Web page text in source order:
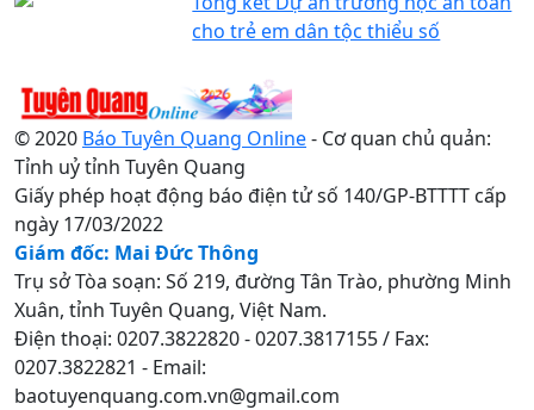
cho trẻ em dân tộc thiểu số
© 2020 Báo Tuyên Quang Online- Cơ quan chủ quản:
Tỉnh uỷ tỉnh Tuyên Quang
Giấy phép hoạt động báo điện tử số 140/GP-BTTTT cấp
ngày 17/03/2022
Giám đốc: Mai Đức Thông
Trụ sở Tòa soạn: Số 219, đường Tân Trào, phường Minh
Xuân, tỉnh Tuyên Quang, Việt Nam.
Điện thoại: 0207.3822820 - 0207.3817155 / Fax:
0207.3822821 - Email:
baotuyenquang.com.vn@gmail.com